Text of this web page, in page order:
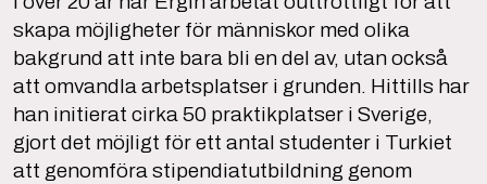
skapa möjligheter för människor med olika
bakgrund att inte bara bli en del av, utan också
att omvandla arbetsplatser i grunden. Hittills har
han initierat cirka 50 praktikplatser i Sverige,
gjort det möjligt för ett antal studenter i Turkiet
att genomföra stipendiatutbildning genom